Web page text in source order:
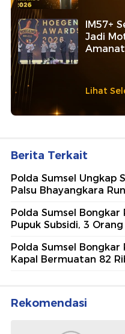
IM57+
Jadi
Lihat
Berita Terkait
Polda Sumsel Ungkap
Palsu Bhayangkara
Polda Sumsel Bongkar
Pupuk Subsidi, 3
Polda Sumsel Bongkar
Kapal Bermuatan 82
Rekomendasi